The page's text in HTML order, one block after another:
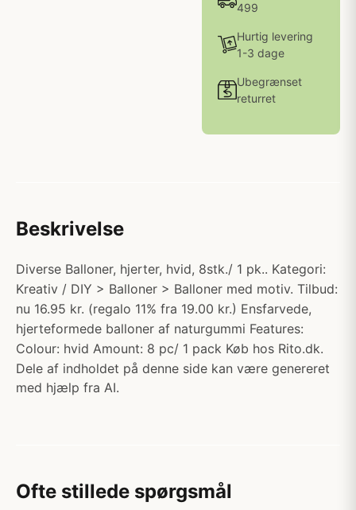
499
Hurtig levering
1-3 dage
Ubegrænset
returret
Beskrivelse
Diverse Balloner, hjerter, hvid, 8stk./ 1 pk.. Kategori:
Kreativ / DIY > Balloner > Balloner med motiv. Tilbud:
nu 16.95 kr. (regalo 11% fra 19.00 kr.) Ensfarvede,
hjerteformede balloner af naturgummi Features:
Colour: hvid Amount: 8 pc/ 1 pack Køb hos Rito.dk.
Dele af indholdet på denne side kan være genereret
med hjælp fra AI.
Ofte stillede spørgsmål